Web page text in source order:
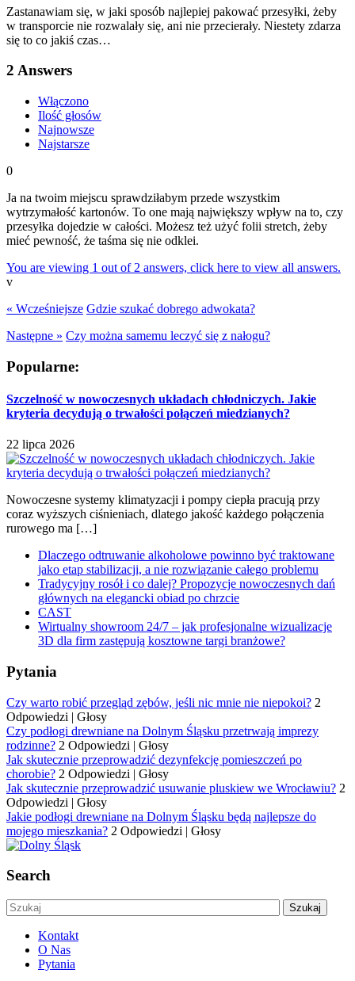
Zastanawiam się, w jaki sposób najlepiej pakować przesyłki, żeby
w transporcie nie rozwalały się, ani nie przecierały. Niestety zdarza
się to co jakiś czas…
2 Answers
Włączono
Ilość głosów
Najnowsze
Najstarsze
0
Ja na twoim miejscu sprawdziłabym przede wszystkim
wytrzymałość kartonów. To one mają największy wpływ na to, czy
przesyłka dojedzie w całości. Możesz też użyć folii stretch, żeby
mieć pewność, że taśma się nie odklei.
You are viewing 1 out of 2 answers, click here to view all answers.
v
« Wcześniejsze Gdzie szukać dobrego adwokata?
Następne » Czy można samemu leczyć się z nałogu?
Popularne:
Szczelność w nowoczesnych układach chłodniczych. Jakie
kryteria decydują o trwałości połączeń miedzianych?
22 lipca 2026
Nowoczesne systemy klimatyzacji i pompy ciepła pracują przy
coraz wyższych ciśnieniach, dlatego jakość każdego połączenia
rurowego ma […]
Dlaczego odtruwanie alkoholowe powinno być traktowane
jako etap stabilizacji, a nie rozwiązanie całego problemu
Tradycyjny rosół i co dalej? Propozycje nowoczesnych dań
głównych na elegancki obiad po chrzcie
CAST
Wirtualny showroom 24/7 – jak profesjonalne wizualizacje
3D dla firm zastępują kosztowne targi branżowe?
Pytania
Czy warto robić przegląd zębów, jeśli nic mnie nie niepokoi? 2
Odpowiedzi | Głosy
Czy podłogi drewniane na Dolnym Śląsku przetrwają imprezy
rodzinne? 2 Odpowiedzi | Głosy
Jak skutecznie przeprowadzić dezynfekcję pomieszczeń po
chorobie? 2 Odpowiedzi | Głosy
Jak skutecznie przeprowadzić usuwanie pluskiew we Wrocławiu? 2
Odpowiedzi | Głosy
Jakie podłogi drewniane na Dolnym Śląsku będą najlepsze do
mojego mieszkania? 2 Odpowiedzi | Głosy
Search
Kontakt
O Nas
Pytania